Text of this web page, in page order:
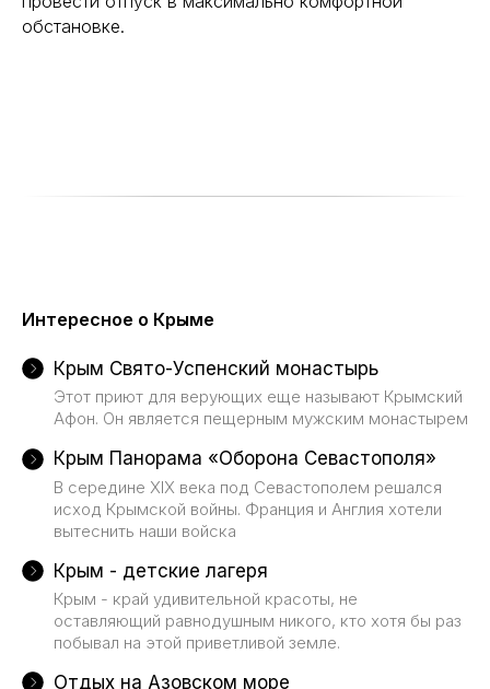
обстановке.
Интересное о Крыме
Крым Свято-Успенский монастырь
Этот приют для верующих еще называют Крымский
Афон. Он является пещерным мужским монастырем
Крым Панорама «Оборона Севастополя»
В середине XIX века под Севастополем решался
исход Крымской войны. Франция и Англия хотели
вытеснить наши войска
Крым - детские лагеря
Крым - край удивительной красоты, не
оставляющий равнодушным никого, кто хотя бы раз
побывал на этой приветливой земле.
Отдых на Азовском море